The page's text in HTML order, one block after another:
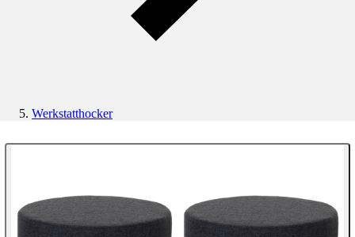
Werkstatthocker